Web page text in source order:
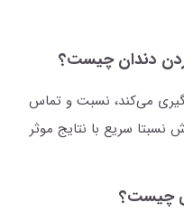
دندان چیست؟
می‌کند، نسبت و تماس
نسبتا سریع با نتایج موثر
چیست؟